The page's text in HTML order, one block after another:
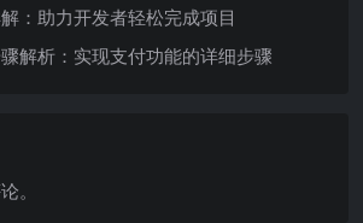
：助力开发者轻松完成项目
解析：实现支付功能的详细步骤
。